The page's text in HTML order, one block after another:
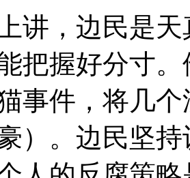
讲，边民是
把握好分寸
事件，将几
）。边民坚